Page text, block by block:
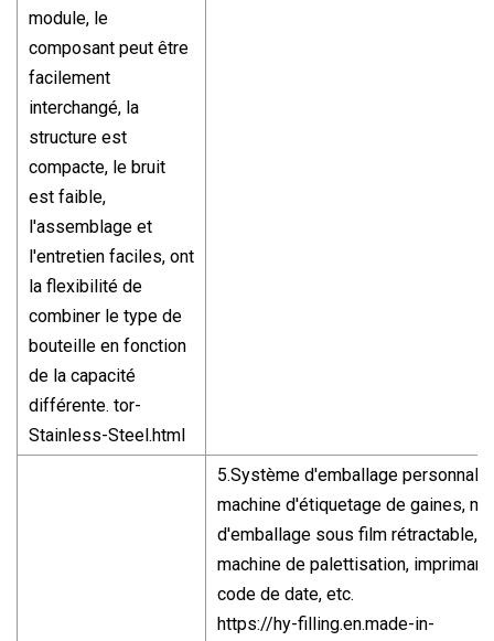
module, le
composant peut être
facilement
interchangé, la
structure est
compacte, le bruit
est faible,
l'assemblage et
l'entretien faciles, ont
la flexibilité de
combiner le type de
bouteille en fonction
de la capacité
différente. tor-
Stainless-Steel.html
5.Système d'emballage
machine d'étiquetage de gaines,
d'emballage sous film rétractable,
machine de palettisation,
code de date, etc.
https://hy-filling.en.made-in-